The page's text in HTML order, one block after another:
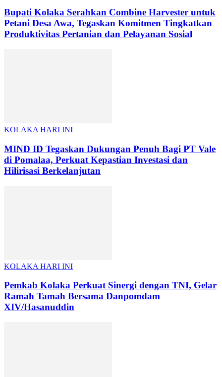
Bupati Kolaka Serahkan Combine Harvester untuk
Petani Desa Awa, Tegaskan Komitmen Tingkatkan
Produktivitas Pertanian dan Pelayanan Sosial
KOLAKA HARI INI
MIND ID Tegaskan Dukungan Penuh Bagi PT Vale
di Pomalaa, Perkuat Kepastian Investasi dan
Hilirisasi Berkelanjutan
KOLAKA HARI INI
Pemkab Kolaka Perkuat Sinergi dengan TNI, Gelar
Ramah Tamah Bersama Danpomdam
XIV/Hasanuddin